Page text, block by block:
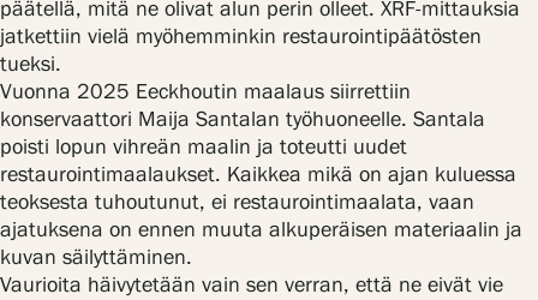
päätellä, mitä ne olivat alun perin olleet. XRF-mittauksia
jatkettiin vielä myöhemminkin restaurointipäätösten
tueksi.
Vuonna 2025 Eeckhoutin maalaus siirrettiin
konservaattori Maija Santalan työhuoneelle. Santala
poisti lopun vihreän maalin ja toteutti uudet
restaurointimaalaukset. Kaikkea mikä on ajan kuluessa
teoksesta tuhoutunut, ei restaurointimaalata, vaan
ajatuksena on ennen muuta alkuperäisen materiaalin ja
kuvan säilyttäminen.
Vaurioita häivytetään vain sen verran, että ne eivät vie